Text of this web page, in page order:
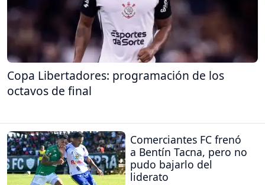
Copa Libertadores: programación de los
octavos de final
Comerciantes FC frenó
a Bentín Tacna, pero no
pudo bajarlo del
liderato